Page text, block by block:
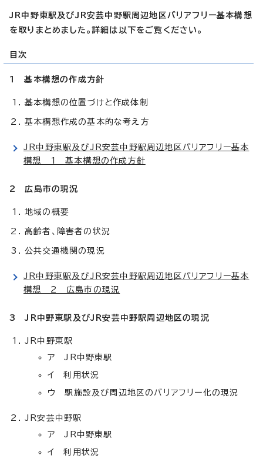
JR中野東駅及びJR安芸中野駅周辺地区バリアフリー基本構想
を取りまとめました。詳細は以下をご覧ください。
目次
1 基本構想の作成方針
基本構想の位置づけと作成体制
基本構想作成の基本的な考え方
JR中野東駅及びJR安芸中野駅周辺地区バリアフリー基本
構想 1 基本構想の作成方針
2 広島市の現況
地域の概要
高齢者、障害者の状況
公共交通機関の現況
JR中野東駅及びJR安芸中野駅周辺地区バリアフリー基本
構想 2 広島市の現況
3 JR中野東駅及びJR安芸中野駅周辺地区の現況
JR中野東駅
ア JR中野東駅
イ 利用状況
ウ 駅施設及び周辺地区のバリアフリー化の現況
JR安芸中野駅
ア JR中野東駅
イ 利用状況